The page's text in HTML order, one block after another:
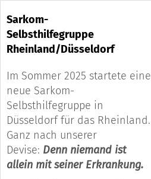
Sarkom-
Selbsthilfegruppe
Rheinland/Düsseldorf
Im Sommer 2025 startete eine
neue Sarkom-
Selbsthilfegruppe in
Düsseldorf für das Rheinland.
Ganz nach unserer
Devise: Denn niemand ist
allein mit seiner Erkrankung.